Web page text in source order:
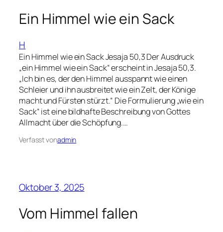
Ein Himmel wie ein Sack
H
Ein Himmel wie ein Sack Jesaja 50,3 Der Ausdruck
„ein Himmel wie ein Sack“ erscheint in Jesaja 50,3.
„Ich bin es, der den Himmel ausspannt wie einen
Schleier und ihn ausbreitet wie ein Zelt, der Könige
macht und Fürsten stürzt.“ Die Formulierung „wie ein
Sack“ ist eine bildhafte Beschreibung von Gottes
Allmacht über die Schöpfung.…
Verfasst vonadmin
Oktober 3, 2025
Vom Himmel fallen